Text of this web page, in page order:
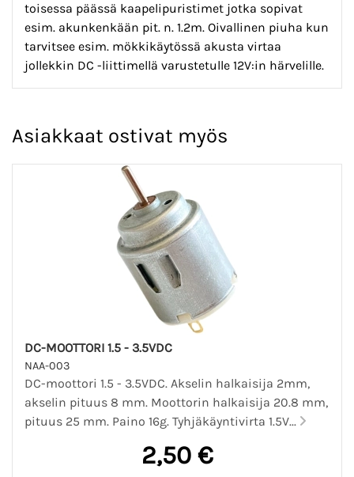
toisessa päässä kaapelipuristimet jotka sopivat
esim. akunkenkään pit. n. 1.2m. Oivallinen piuha kun
tarvitsee esim. mökkikäytössä akusta virtaa
jollekkin DC -liittimellä varustetulle 12V:in härvelille.
Asiakkaat ostivat myös
DC-MOOTTORI 1.5 - 3.5VDC
NAA-003
DC-moottori 1.5 - 3.5VDC. Akselin halkaisija 2mm,
akselin pituus 8 mm. Moottorin halkaisija 20.8 mm,
pituus 25 mm. Paino 16g. Tyhjäkäyntivirta 1.5V...
2,50 €